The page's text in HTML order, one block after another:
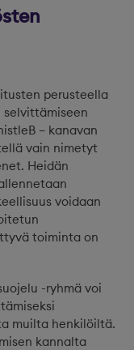
perusteella
– kanavan
vain nimetyt
Heidän
voidaan
toiminta on
-ryhmä voi
muilta henkilöiltä.
kannalta